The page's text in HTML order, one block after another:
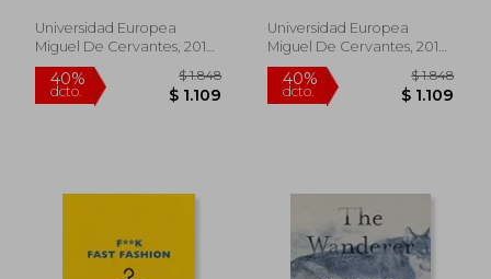
Mar&Iacute;A
Arr&Aacute;Ez Betancort
Universidad Europea
Miguel De Cervantes, 2012,
Tapa Blanda, Nuevo
Morilla
Universidad Europea
Miguel De Cervantes, 2010,
1 Edición, Tapa Blanda,
Nuevo